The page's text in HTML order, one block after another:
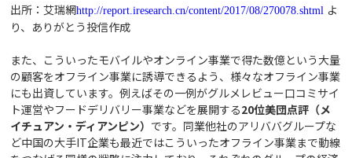
出所：艾瑞網http://report.iresearch.cn/content/2017/08/270078.shtml よ
り、ありがとう投信作成
また、こういったモバイルやオンライン事業で得た数億という大量
の顧客をオフライン事業に誘導できるよう、様々なオフライン事業
にも出資しています。例えばその一例がグルメレビュー口コミサイ
ト運営やフードデリバリー事業などを展開する20位美団点評（メ
イチュアン・ディアンピン） です。同業他社のアリババグループな
ど中国の大手IT企業も最近ではこういったオフライン事業まで動線